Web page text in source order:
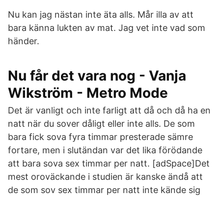
Nu kan jag nästan inte äta alls. Mår illa av att
bara känna lukten av mat. Jag vet inte vad som
händer.
Nu får det vara nog - Vanja
Wikström - Metro Mode
Det är vanligt och inte farligt att då och då ha en
natt när du sover dåligt eller inte alls. De som
bara fick sova fyra timmar presterade sämre
fortare, men i slutändan var det lika förödande
att bara sova sex timmar per natt. [adSpace]Det
mest oroväckande i studien är kanske ändå att
de som sov sex timmar per natt inte kände sig